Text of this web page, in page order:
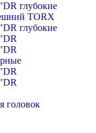
глубокие
TORX
глубокие
головок